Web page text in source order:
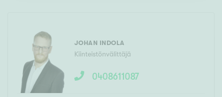
JOHAN INDOLA
Kiinteistönvälittäjä
0408611087